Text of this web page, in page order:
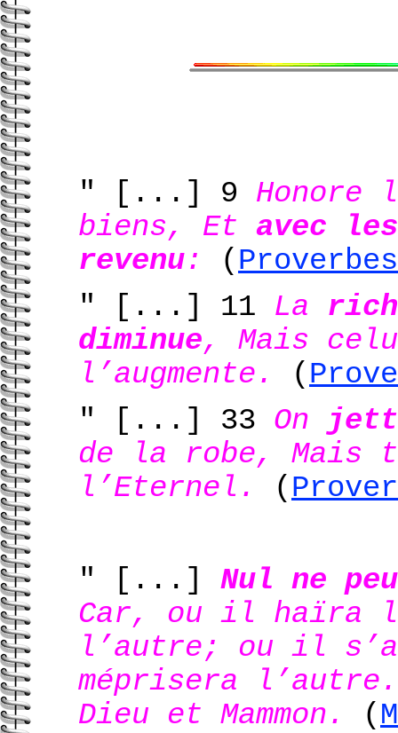
" [...] 9 Honore
biens, Et avec
revenu: ( Proverbes
" [...] 11 La
diminue, Mais
l’augmente.
(
" [...] 33 On
de la robe, Mais
l’Eternel.
(
" [...] Nul ne
Car, ou il haïra
l’autre; ou il
méprisera
Dieu et Mammon.
(